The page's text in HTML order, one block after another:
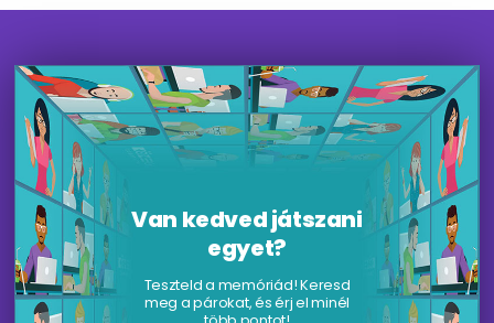
Van kedved játszani
egyet?
Teszteld a memóriád! Keresd
meg a párokat, és érj el minél